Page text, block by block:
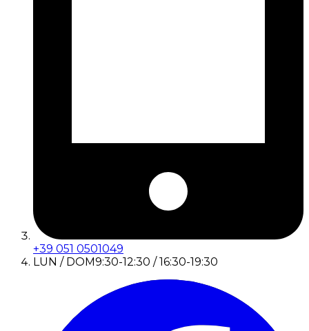
+39 051 0501049
LUN / DOM9:30-12:30 / 16:30-19:30